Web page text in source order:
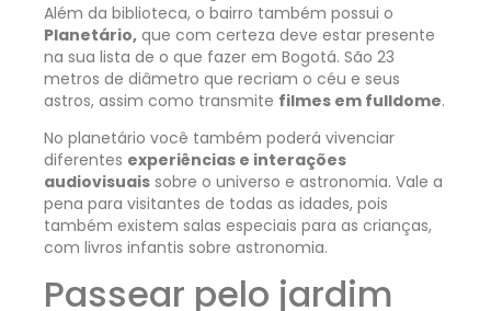
Além da biblioteca, o bairro também possui o
Planetário, que com certeza deve estar presente
na sua lista de o que fazer em Bogotá. São 23
metros de diâmetro que recriam o céu e seus
astros, assim como transmite filmes em fulldome.
No planetário você também poderá vivenciar
diferentes experiências e interações
audiovisuais sobre o universo e astronomia. Vale a
pena para visitantes de todas as idades, pois
também existem salas especiais para as crianças,
com livros infantis sobre astronomia.
Passear pelo jardim